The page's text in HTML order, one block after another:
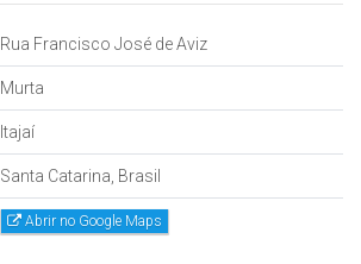
Rua Francisco José de Aviz
Murta
Itajaí
Santa Catarina, Brasil
Abrir no Google Maps